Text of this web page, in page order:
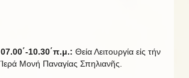
07.00΄-10.30΄π.μ.: Θεία Λειτουργία εἰς τήν
Ἱερά Μονή Παναγίας Σπηλιανῆς.